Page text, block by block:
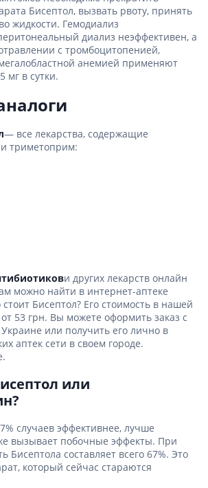
Бисептол, вызвать рвоту, принять
жидкости. Гемодиализ
диализ неэффективен, а
с тромбоцитопенией,
анемией применяют
мг в сутки.
— все лекарства, содержащие
и триметоприм:
и других лекарств онлайн
можно найти в интернет-аптеке
Бисептол? Его стоимость в нашей
53 грн. Вы можете оформить заказ с
или получить его лично в
аптек сети в своем городе.
или
случаев эффективнее, лучше
вызывает побочные эффекты. При
Бисептола составляет всего 67%. Это
который сейчас стараются